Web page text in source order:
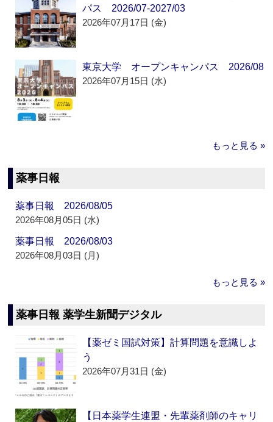
パス 2026/07-2027/03
2026年07月17日 (金)
東京大学 オープンキャンパス 2026/08
2026年07月15日 (水)
もっと見る »
薬事日報
薬事日報 2026/08/05
2026年08月05日 (水)
薬事日報 2026/08/03
2026年08月03日 (月)
もっと見る »
薬事日報 薬学生新聞デジタル
【薬ゼミ国試対策】計算問題を意識しよ
う
2026年07月31日 (金)
【日本薬学生連盟・先輩薬剤師のキャリ